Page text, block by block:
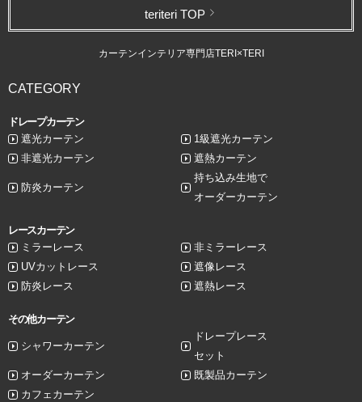
teriteri TOP
カーテンインテリア専門店TERI×TERI
CATEGORY
ドレープカーテン
遮光カーテン
1級遮光カーテン
非遮光カーテン
遮熱カーテン
防炎カーテン
持ち込み生地で
オーダーカーテン
レースカーテン
ミラーレース
非ミラーレース
UVカットレース
遮像レース
防炎レース
遮熱レース
その他カーテン
シャワーカーテン
ドレープレース
セット
オーダーカーテン
既製品カーテン
カフェカーテン